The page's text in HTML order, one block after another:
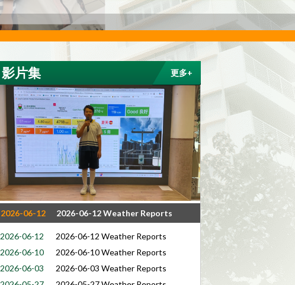
影片集
2026-06-12 2026-06-12 Weather Reports
2026-06-12
2026-06-12 Weather Reports
2026-06-10
2026-06-10 Weather Reports
2026-06-03
2026-06-03 Weather Reports
更多+